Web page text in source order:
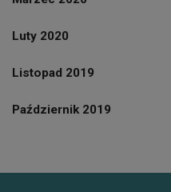
Luty 2020
Listopad 2019
Październik 2019